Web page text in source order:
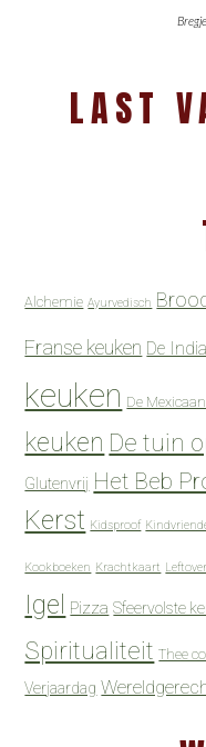
LAST
Alchemie Ayurvedisch
Franse keuken De
keuken De
keuken De tuin
Glutenvrij Het Beb
Kerst Kidsproof
Kookboeken Krachtkaart
Igel
Pizza Sfeervolste
Spiritualiteit Thee
Verjaardag